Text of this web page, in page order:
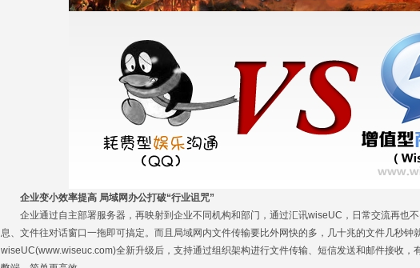
企业变小效率提高 局域网办公打破“行业诅咒”
企业通过自主部署服务器，再映射到企业不同机构和部门，通过汇讯wiseUC，日常交流再也
息、文件往对话窗口一拖即可搞定。而且局域网内文件传输要比外网快的多，几十兆的文件几秒钟
wiseUC(www.wiseuc.com)全新升级后，支持通过组织架构进行文件传输、短信发送和邮件接收，